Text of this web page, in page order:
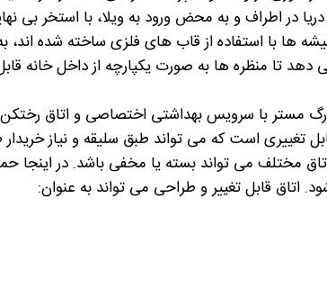
در اطراف و به محض ورود به ویلا، با استخر بی
ها با استفاده از قاب های فلزی ساخته شده اند،
تا منظره ها به صورت یکپارچه از داخل خانه
مستر با سرویس بهداشتی اختصاصی و اتاق
تغییری است که می تواند طبق سلیقه و نیاز
مختلف می تواند بسته یا مخفی باشد. در اینجا
اتاق قابل تغییر و طراحی می تواند به عنوان: